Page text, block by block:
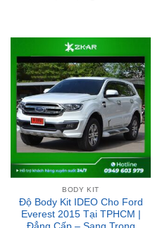
BODY KIT
Độ Body Kit IDEO Cho Ford
Everest 2015 Tại TPHCM |
Đẳng Cấp – Sang Trọng
Liên hệ nhận giá ưu đãi